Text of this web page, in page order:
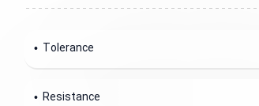
Tolerance
Resistance